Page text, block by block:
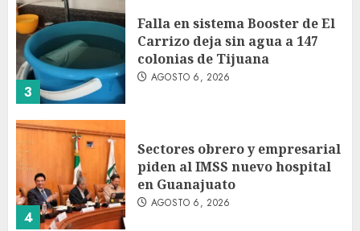
3
Falla en sistema Booster de El
Carrizo deja sin agua a 147
colonias de Tijuana
AGOSTO 6, 2026
4
Sectores obrero y empresarial
piden al IMSS nuevo hospital
en Guanajuato
AGOSTO 6, 2026